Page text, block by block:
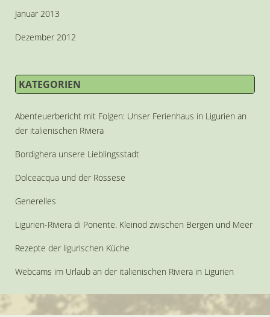
Januar 2013
Dezember 2012
KATEGORIEN
Abenteuerbericht mit Folgen: Unser Ferienhaus in Ligurien an
der italienischen Riviera
Bordighera unsere Lieblingsstadt
Dolceacqua und der Rossese
Generelles
Ligurien-Riviera di Ponente. Kleinod zwischen Bergen und Meer
Rezepte der ligurischen Küche
Webcams im Urlaub an der italienischen Riviera in Ligurien